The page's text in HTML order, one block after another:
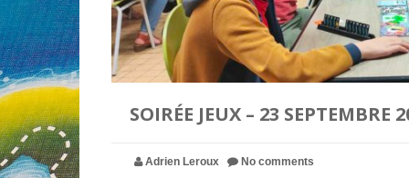
SOIRÉE JEUX – 23 SEPTEMBRE
Adrien Leroux No comments